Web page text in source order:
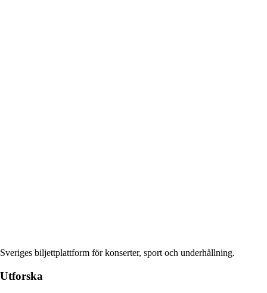
Sveriges biljettplattform för konserter, sport och underhållning.
Utforska